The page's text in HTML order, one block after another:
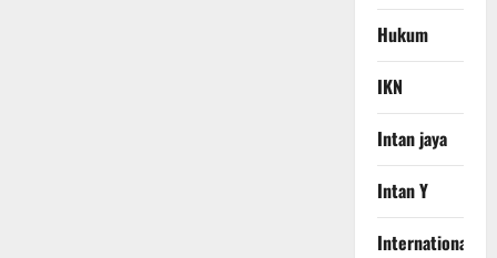
Hukum
IKN
Intan jaya
Intan Y
International